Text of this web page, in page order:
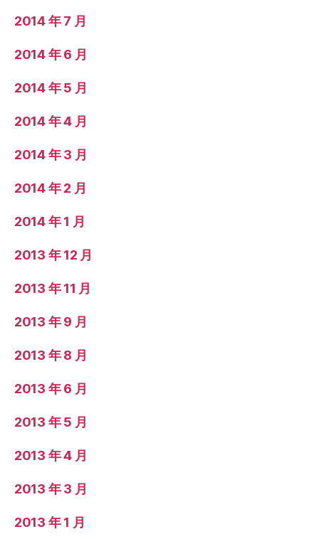
2014 年 7 月
2014 年 6 月
2014 年 5 月
2014 年 4 月
2014 年 3 月
2014 年 2 月
2014 年 1 月
2013 年 12 月
2013 年 11 月
2013 年 9 月
2013 年 8 月
2013 年 6 月
2013 年 5 月
2013 年 4 月
2013 年 3 月
2013 年 1 月